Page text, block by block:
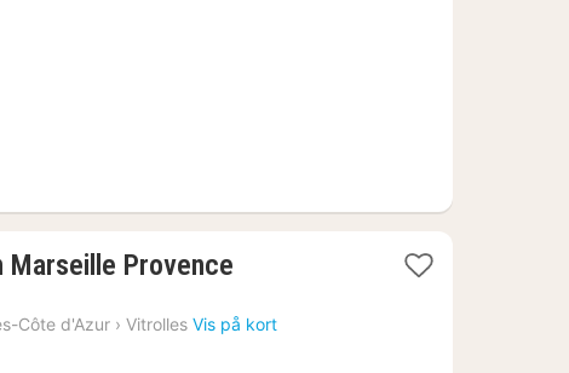
Marseille Provence
Côte d'Azur › Vitrolles Vis på kort